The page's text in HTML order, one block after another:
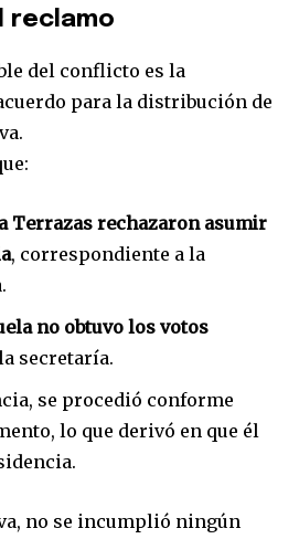
reclamo
del conflicto es la
para la distribución de
Terrazas rechazaron asumir
, correspondiente a la
no obtuvo los votos
secretaría.
se procedió conforme
lo que derivó en que él
no se incumplió ningún